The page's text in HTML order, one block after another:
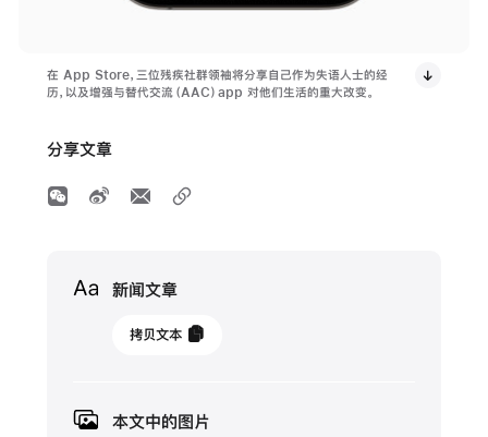
在 App Store，三位残疾社群领袖将分享自己作为失语人士的经
历，以及增强与替代交流（AAC）app 对他们生活的重大改变。
分享文章
新闻文章
2023
月
拷贝文本
本文中的图片